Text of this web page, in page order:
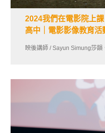
2024我們在電影院上
高中｜電影影像教育活
映後講師 / Sayun Simung莎韻